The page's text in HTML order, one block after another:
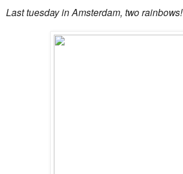
Last tuesday in Amsterdam, two rainbows!